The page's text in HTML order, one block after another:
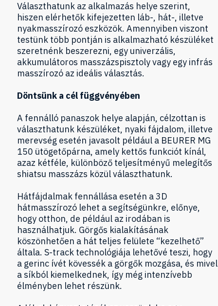
Választhatunk az alkalmazás helye szerint,
hiszen elérhetők kifejezetten láb-, hát-, illetve
nyakmasszírozó eszközök. Amennyiben viszont
testünk több pontján is alkalmazható készüléket
szeretnénk beszerezni, egy univerzális,
akkumulátoros masszázspisztoly vagy egy infrás
masszírozó az ideális választás.
Döntsünk a cél függvényében
A fennálló panaszok helye alapján, célzottan is
választhatunk készüléket, nyaki fájdalom, illetve
merevség esetén javasolt például a BEURER MG
150 ütögetőpárna, amely kettős funkciót kínál,
azaz kétféle, különböző teljesítményű melegítős
shiatsu masszázs közül választhatunk.
Hátfájdalmak fennállása esetén a 3D
hátmasszírozó lehet a segítségünkre, előnye,
hogy otthon, de például az irodában is
használhatjuk. Görgős kialakításának
köszönhetően a hát teljes felülete “kezelhető”
általa. S-track technológiája lehetővé teszi, hogy
a gerinc ívét kövessék a görgők mozgása, és mivel
a síkból kiemelkednek, így még intenzívebb
élményben lehet részünk.